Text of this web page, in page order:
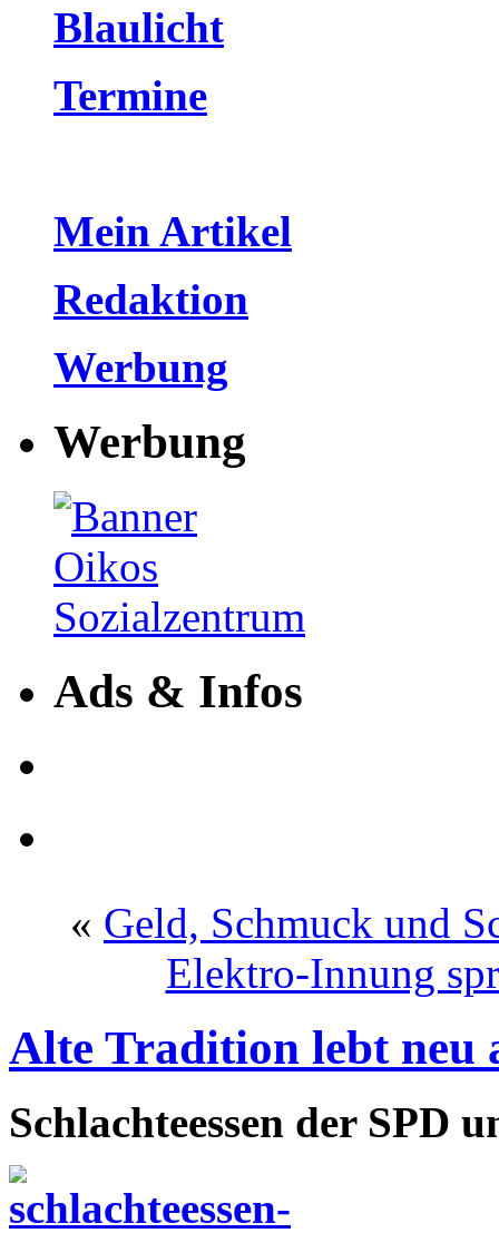
Blaulicht
Termine
Mein Artikel
Redaktion
Werbung
Werbung
Ads & Infos
« Geld, Schmuck und
Elektro-Innung
Alte Tradition lebt neu
Schlachteessen der SPD